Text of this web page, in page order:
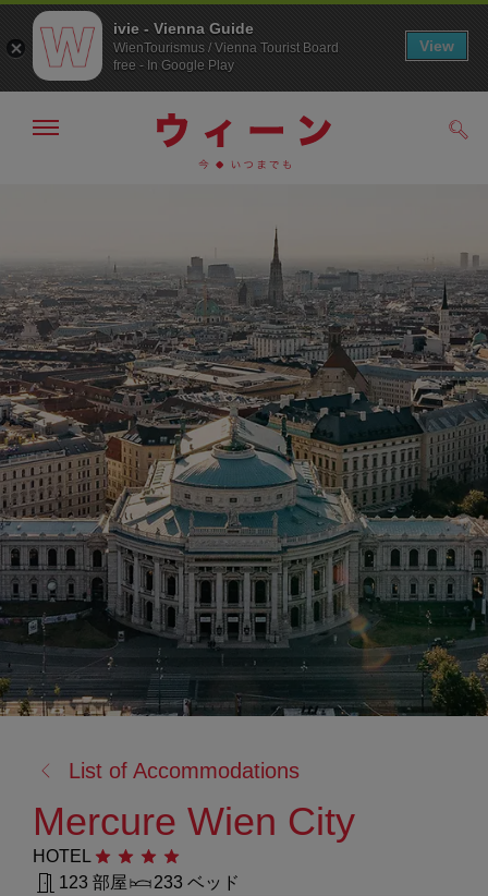
へ
ジ
の
ト
ッ
プ
へ
メ
非
表
示
る:
List of Accommodations
Mercure Wien City
HOTEL 星4つ
123 部屋
233 ベッド
ivie - Vienna Guide
WienTourismus / Vienna Tourist Board
free - In Google Play
View